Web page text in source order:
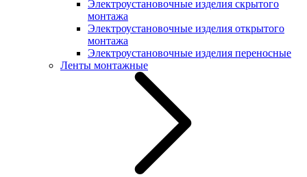
Электроустановочные изделия скрытого
монтажа
Электроустановочные изделия открытого
монтажа
Электроустановочные изделия переносные
Ленты монтажные